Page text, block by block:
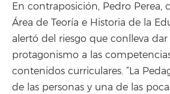
En contraposición, Pedro Perea,
Área de Teoría e Historia de la
alertó del riesgo que conlleva dar
protagonismo a las
contenidos curriculares. “La
de las personas y una de las